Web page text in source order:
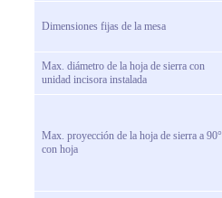
Dimensiones fijas de la mesa
Max. diámetro de la hoja de sierra con
unidad incisora ​​instalada
Max. proyección de la hoja de sierra a 90°
con hoja